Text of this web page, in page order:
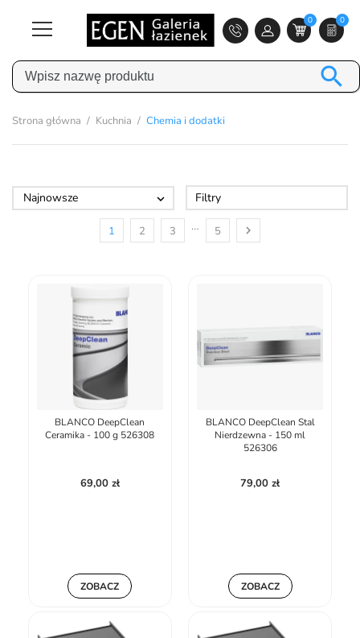
0 0

Strona główna Kuchnia Chemia i dodatki
Najnowsze  Filtry
1 2 3 … 5 
BLANCO DeepClean
Ceramika - 100 g 526308
69,00 zł
ZOBACZ
BLANCO DeepClean Stal
Nierdzewna - 150 ml
526306
79,00 zł
ZOBACZ